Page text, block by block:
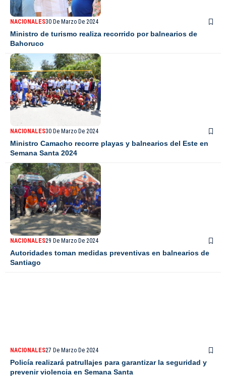
NACIONALES30 De Marzo De 2024
Ministro de turismo realiza recorrido por balnearios de
Bahoruco
NACIONALES30 De Marzo De 2024
Ministro Camacho recorre playas y balnearios del Este en
Semana Santa 2024
NACIONALES29 De Marzo De 2024
Autoridades toman medidas preventivas en balnearios de
Santiago
NACIONALES27 De Marzo De 2024
Policía realizará patrullajes para garantizar la seguridad y
prevenir violencia en Semana Santa